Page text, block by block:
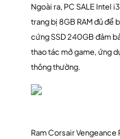
Ngoài ra, PC SALE Intel
trang bị 8GB RAM đủ để
cứng SSD 240GB đảm
thao tác mở game, ứng
thông thường.
Ram Corsair Vengeance